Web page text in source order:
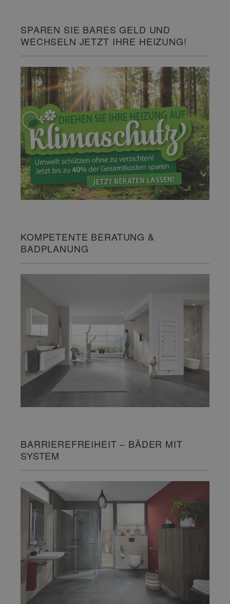
SPAREN SIE BARES GELD UND
WECHSELN JETZT IHRE HEIZUNG!
KOMPETENTE BERATUNG &
BADPLANUNG
BARRIEREFREIHEIT – BÄDER MIT
SYSTEM